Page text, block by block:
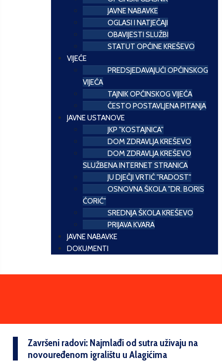
JAVNE NABAVKE
OGLASI I NATJEČAJI
OBAVIJESTI SLUŽBI
STATUT OPĆINE KREŠEVO
VIJEĆE
PREDSJEDAVAJUĆI OPĆINSKOG
VIJEĆA
TAJNIK OPĆINSKOG VIJEĆA
ČESTO POSTAVLJENA PITANJA
JAVNE USTANOVE
JKP "KOSTAJNICA"
DOM ZDRAVLJA KREŠEVO
DOM ZDRAVLJA KREŠEVO
SLUŽBENA INTERNET STRANICA
JU DJEČJI VRTIĆ "RADOST"
OSNOVNA ŠKOLA "DR. BORIS
ĆORIĆ"
SREDNJA ŠKOLA KREŠEVO
PRIJAVA KVARA
JAVNE NABAVKE
DOKUMENTI
Završeni radovi: Najmlađi od sutra uživaju na
novouređenom igralištu u Alagićima